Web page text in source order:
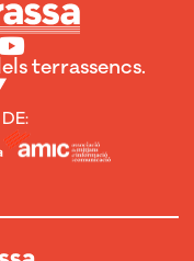
terrassencs.